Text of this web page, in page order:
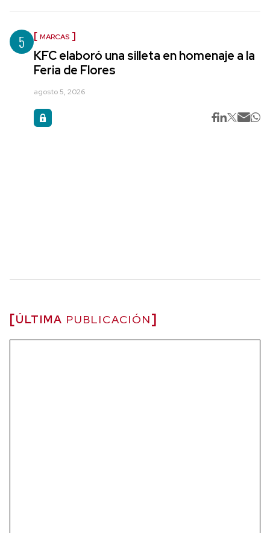
5 MARCAS
KFC elaboró una silleta en homenaje a la
Feria de Flores
agosto 5, 2026
ÚLTIMA PUBLICACIÓN